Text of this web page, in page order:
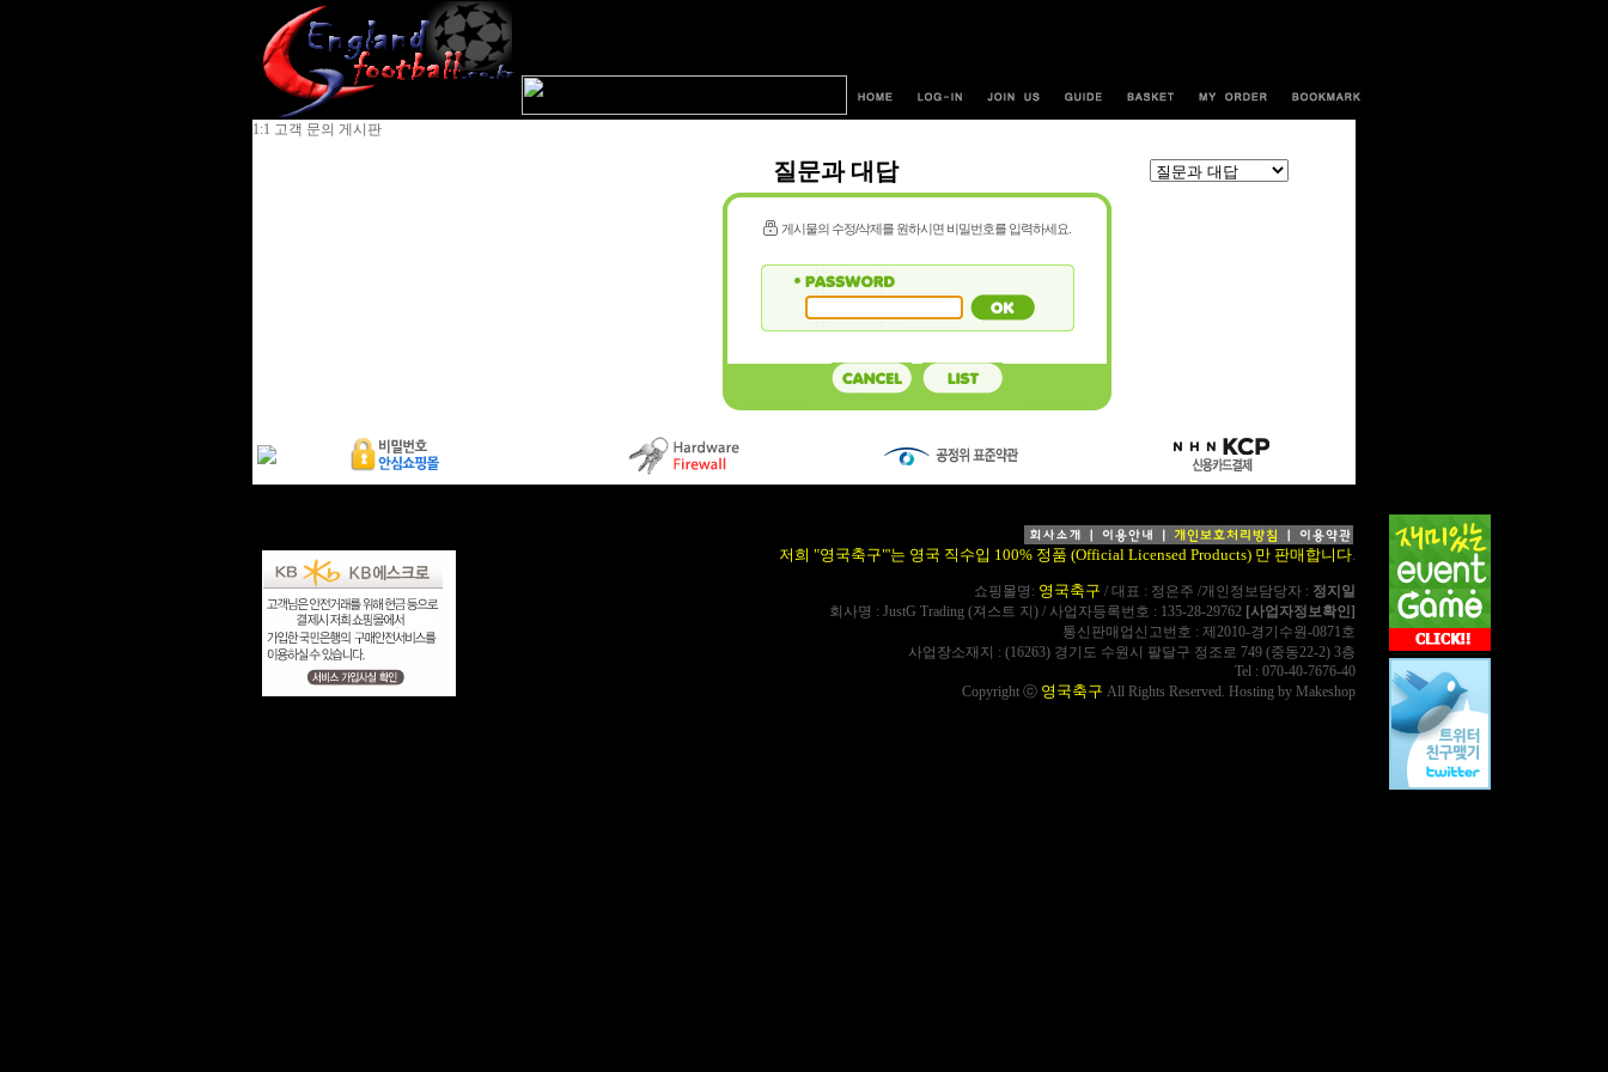
1:1 고객 문의 게시판
질문과 대답
게시물의 수정/삭제를 원하시면 비밀번호를 입력하세요.
저희 "영국축구"'는 영국 직수입 100% 정품 (Official Licensed Products) 만 판매합니다.
쇼핑몰명: 영국축구 / 대표 : 정은주 /개인정보담당자 : 정지일
회사명 : JustG Trading (져스트 지) / 사업자등록번호 : 135-28-29762 [사업자정보확인]
통신판매업신고번호 : 제2010-경기수원-0871호
사업장소재지 : (16263) 경기도 수원시 팔달구 정조로 749 (중동22-2) 3층
Tel : 070-40-7676-40
Copyright ⓒ 영국축구 All Rights Reserved. Hosting by Makeshop